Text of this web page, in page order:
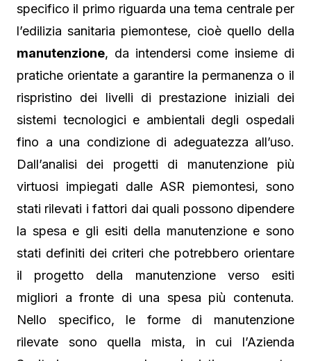
specifico il primo riguarda una tema centrale per
l’edilizia sanitaria piemontese, cioè quello della
manutenzione, da intendersi come insieme di
pratiche orientate a garantire la permanenza o il
rispristino dei livelli di prestazione iniziali dei
sistemi tecnologici e ambientali degli ospedali
fino a una condizione di adeguatezza all’uso.
Dall’analisi dei progetti di manutenzione più
virtuosi impiegati dalle ASR piemontesi, sono
stati rilevati i fattori dai quali possono dipendere
la spesa e gli esiti della manutenzione e sono
stati definiti dei criteri che potrebbero orientare
il progetto della manutenzione verso esiti
migliori a fronte di una spesa più contenuta.
Nello specifico, le forme di manutenzione
rilevate sono quella mista, in cui l’Azienda